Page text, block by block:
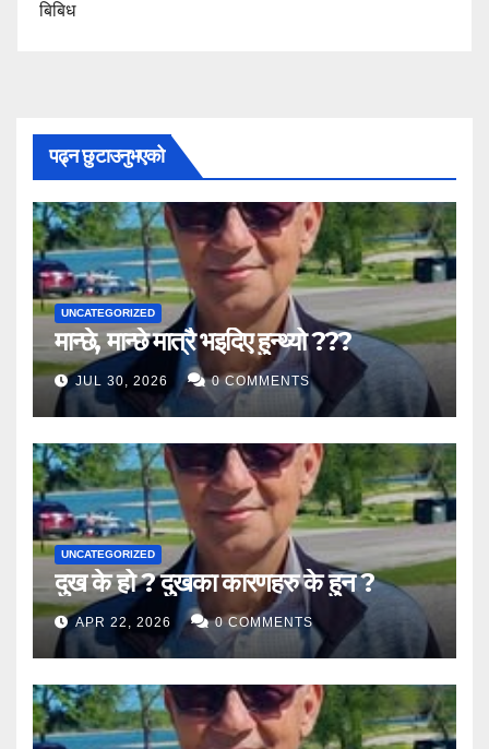
बिबिध
पढ्न छुटाउनुभएको
UNCATEGORIZED
मान्छे, मान्छे मात्रै भइदिए हुन्थ्यो ???
JUL 30, 2026 0 COMMENTS
UNCATEGORIZED
दुख के हो ? दुखका कारणहरु के हुन ?
APR 22, 2026 0 COMMENTS